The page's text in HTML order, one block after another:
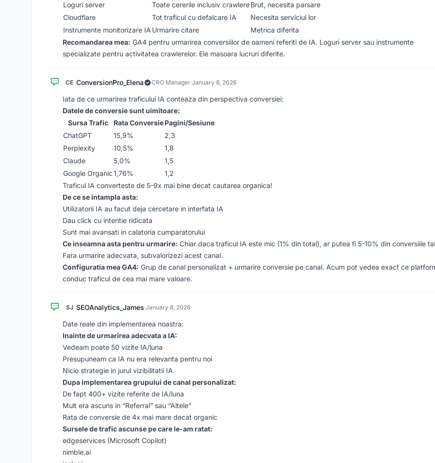
Loguri server
Toate cererile inclusiv crawlereBrut, necesita parsare
Cloudflare
Tot traficul cu defalcare IA
Necesita serviciul lor
Instrumente monitorizare IA Urmarire citare
Metrica diferita
Recomandarea mea: GA4 pentru urmarirea conversiilor de oameni referiti de IA. Loguri server sau instrumente
specializate pentru activitatea crawlerelor. Ele masoara lucruri diferite.
CE ConversionPro_Elena CRO Manager·January 8, 2026
Iata de ce urmarirea traficului IA conteaza din perspectiva conversiei:
Datele de conversie sunt uimitoare:
Sursa Trafic
Rata ConversiePagini/Sesiune
ChatGPT
15,9%
2,3
Perplexity
10,5%
1,8
Claude
5,0%
1,5
Google Organic1,76%
1,2
Traficul IA converteste de 5-9x mai bine decat cautarea organica!
De ce se intampla asta:
Utilizatorii IA au facut deja cercetare in interfata IA
Dau click cu intentie ridicata
Sunt mai avansati in calatoria cumparatorului
Ce inseamna asta pentru urmarire: Chiar daca traficul IA este mic (1% din total), ar putea fi 5-10% din conversiile
Fara urmarire adecvata, subvalorizezi acest canal.
Configuratia mea GA4: Grup de canal personalizat + urmarire conversie pe canal. Acum pot vedea exact ce
conduc traficul de cea mai mare valoare.
SJ SEOAnalytics_James·January 8, 2026
Date reale din implementarea noastra:
Inainte de urmarirea adecvata a IA:
Vedeam poate 50 vizite IA/luna
Presupuneam ca IA nu era relevanta pentru noi
Nicio strategie in jurul vizibilitatii IA
Dupa implementarea grupului de canal personalizat:
De fapt 400+ vizite referite de IA/luna
Mult era ascuns in “Referral” sau “Altele”
Rata de conversie de 4x mai mare decat organic
Sursele de trafic ascunse pe care le-am ratat:
edgeservices (Microsoft Copilot)
nimble.ai